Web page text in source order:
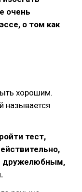
очень
о том как
хорошим.
называется
тест,
дружелюбным,